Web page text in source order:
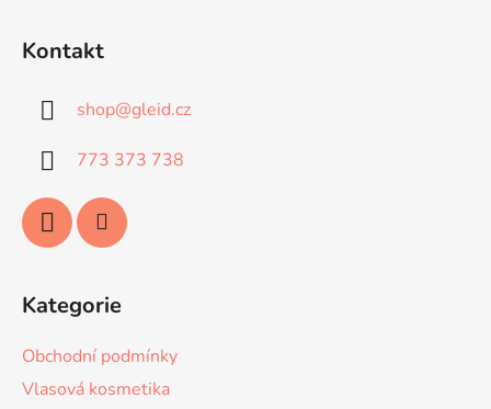
Kontakt
shop@gleid.cz
773 373 738
Kategorie
Obchodní podmínky
Vlasová kosmetika